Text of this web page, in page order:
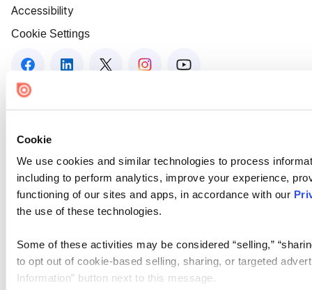
Cookie
We use cookies and similar technologies to process
including to perform analytics, improve your experience,
functioning of our sites and apps, in accordance with our
the use of these technologies.
Some of these activities may be considered “selling,”
to opt out of cookie-based selling, sharing, or targeted
Information” button next to this message.
Accessibility
Cookie Settings